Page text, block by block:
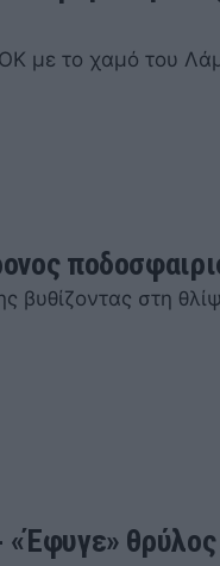
με το χαμό του
βυθίζοντας στη
«Έφυγε»